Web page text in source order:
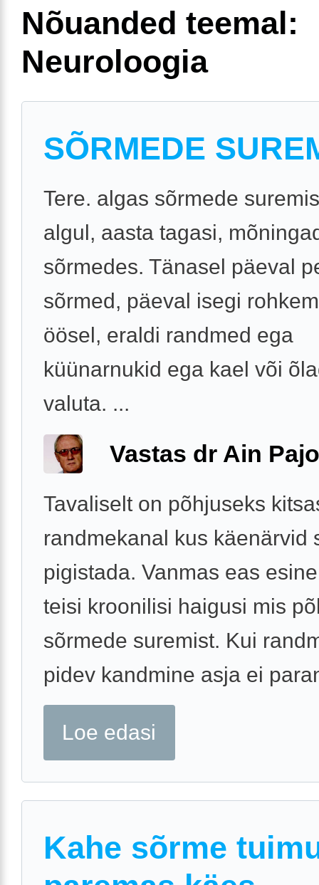
Nõuanded teemal:
Neuroloogia
SÕRMEDE
Tere. algas sõrmede
algul, aasta tagasi,
sõrmedes. Tänasel päeval
sõrmed, päeval isegi
öösel, eraldi randmed ega
küünarnukid ega kael või
valuta. ...
Vastas dr Ain
Tavaliselt on põhjuseks
randmekanal kus käenärvid
pigistada. Vanmas eas
teisi kroonilisi haigusi mis
sõrmede suremist. Kui
pidev kandmine asja ei
Loe edasi
Kahe sõrme